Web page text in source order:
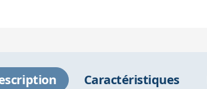
Caractéristiques